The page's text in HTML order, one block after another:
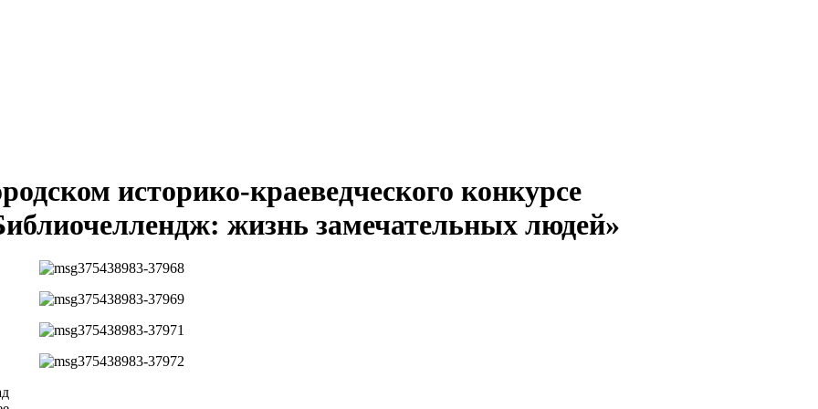
историко-краеведческого конкурсе
жизнь замечательных людей»